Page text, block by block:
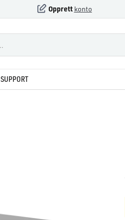
Opprett konto
SUPPORT